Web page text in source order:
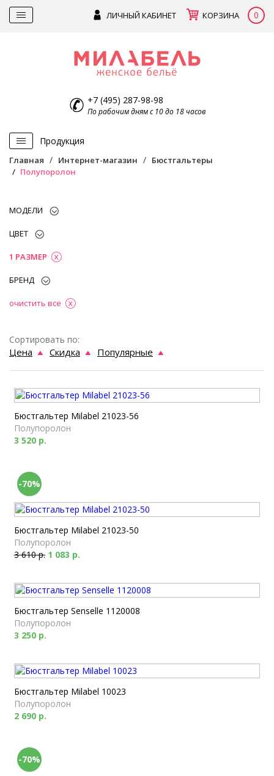
ЛИЧНЫЙ КАБИНЕТ КОРЗИНА 0
+7 (495) 287-98-98
По рабочим дням с 10 до 18 часов
Продукция
Главная Интернет-магазин
Бюстгальтеры
Полупоролон
МОДЕЛИ
ЦВЕТ
1 РАЗМЕР
БРЕНД
очистить все
Сортировать по:
Цена Скидка Популярные
Бюстгальтер Milabel 21023-56
Полупоролон
3 520 р.
-70%
Бюстгальтер Milabel 21023-50
Полупоролон
3 610 р. 1 083 р.
Бюстгальтер Senselle 1120008
Полупоролон
3 250 р.
Бюстгальтер Milabel 10023
Полупоролон
2 690 р.
-70%